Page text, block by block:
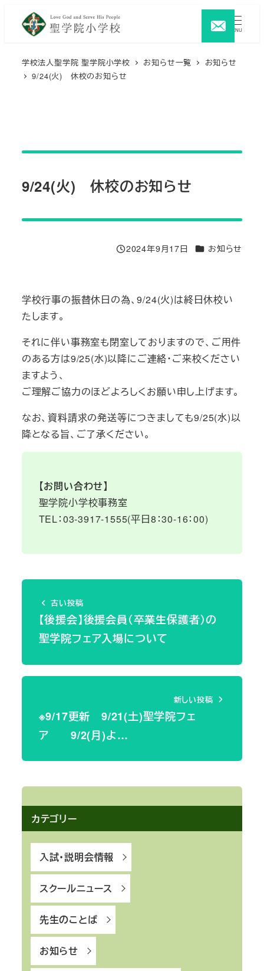
MENU
学校法人聖学院 聖学院小学校 お知らせ一覧
お知らせ
9/24(火) 休校のお知らせ
9/24(火) 休校のお知らせ
投稿日
2024年9月17日 カテゴリー
お知らせ
学校行事の振替休日の為、9/24(火)は終日休校い
たします。
それに伴い事務室も閉室しておりますので、ご用件
のある方は9/25(水)以降にご連絡・ご来校ください
ますよう、
ご理解ご協力のほどよろしくお願い申し上げます。
なお、資料請求の発送等につきましても9/25(水)以
降となる旨、ご了承ください。
【お問い合わせ】
聖学院小学校事務室
TEL：03-3917-1555(平日8：30-16：00)
古い投稿
【後援会】後援会員（卒業生保護者）の
聖学院フェア入場について
新しい投稿
※9/17更新 9/21(土)聖学院フェ
ア 9/2(月)よ…
カテゴリー
入試・説明会情報
スクールニュース
先生のことば
お知らせ